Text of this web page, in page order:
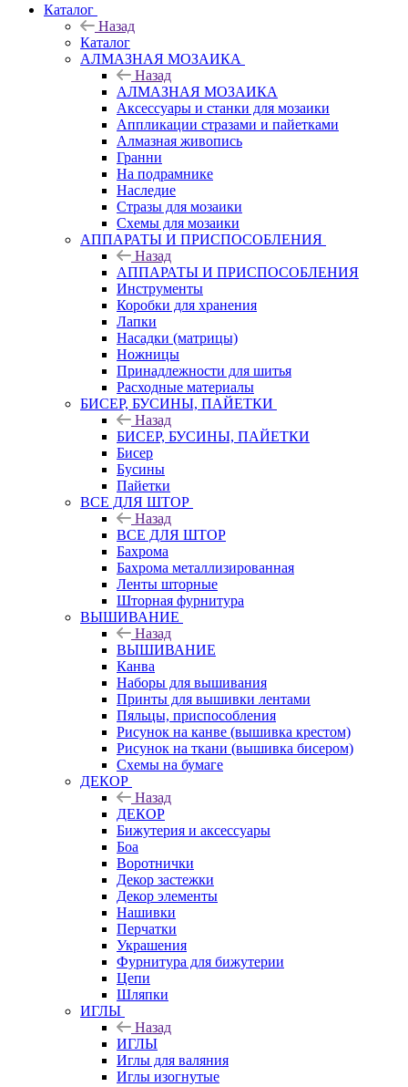
Каталог
Назад
Каталог
АЛМАЗНАЯ МОЗАИКА
Назад
АЛМАЗНАЯ МОЗАИКА
Аксессуары и станки для мозаики
Аппликации стразами и пайетками
Алмазная живопись
Гранни
На подрамнике
Наследие
Стразы для мозаики
Схемы для мозаики
АППАРАТЫ И ПРИСПОСОБЛЕНИЯ
Назад
АППАРАТЫ И ПРИСПОСОБЛЕНИЯ
Инструменты
Коробки для хранения
Лапки
Насадки (матрицы)
Ножницы
Принадлежности для шитья
Расходные материалы
БИСЕР, БУСИНЫ, ПАЙЕТКИ
Назад
БИСЕР, БУСИНЫ, ПАЙЕТКИ
Бисер
Бусины
Пайетки
ВСЕ ДЛЯ ШТОР
Назад
ВСЕ ДЛЯ ШТОР
Бахрома
Бахрома металлизированная
Ленты шторные
Шторная фурнитура
ВЫШИВАНИЕ
Назад
ВЫШИВАНИЕ
Канва
Наборы для вышивания
Принты для вышивки лентами
Пяльцы, приспособления
Рисунок на канве (вышивка крестом)
Рисунок на ткани (вышивка бисером)
Схемы на бумаге
ДЕКОР
Назад
ДЕКОР
Бижутерия и аксессуары
Боа
Воротнички
Декор застежки
Декор элементы
Нашивки
Перчатки
Украшения
Фурнитура для бижутерии
Цепи
Шляпки
ИГЛЫ
Назад
ИГЛЫ
Иглы для валяния
Иглы изогнутые